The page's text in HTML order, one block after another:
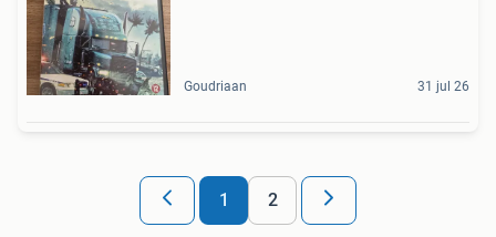
Goudriaan 31 jul 26
1 2